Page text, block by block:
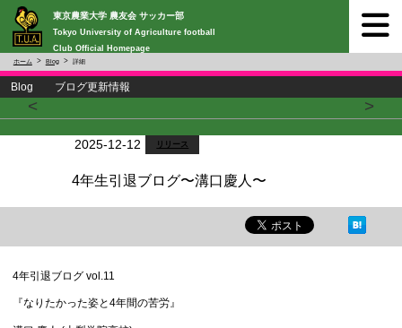
東京農業大学 農友会 サッカー部
Tokyo University of Agriculture football
Club Official Homepage
ホーム Blog 詳細
Blog ブログ更新情報
< >
2025-12-12 リリース
4年生引退ブログ〜溝口慶人〜
4年引退ブログ vol.11
『なりたかった姿と4年間の苦労』